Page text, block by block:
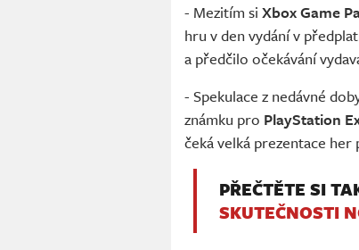
- Mezitím si Xbox Game
hru v den vydání v
a předčilo očekávání
- Spekulace z nedávné
známku pro PlayStation
čeká velká prezentace
PŘEČTĚTE SI
SKUTEČNOSTI